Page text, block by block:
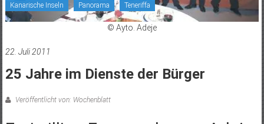
Kanarische Inseln Panorama Teneriffa
© Ayto. Adeje
22. Juli 2011
25 Jahre im Dienste der Bürger
Veröffentlicht von: Wochenblatt